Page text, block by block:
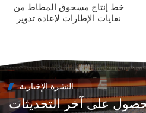
خط إنتاج مسحوق المطاط من
نفايات الإطارات لإعادة تدوير
النشرة الإخبارية
على آخر التحديثات